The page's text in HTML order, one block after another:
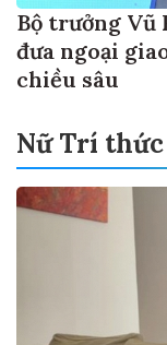
Bộ trưởng Vũ
đưa ngoại
chiều sâu
Nữ Trí thức